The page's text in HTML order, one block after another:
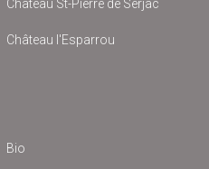
Château St-Pierre de Serjac
Château l'Esparrou
Bio